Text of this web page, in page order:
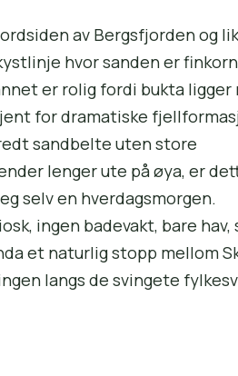
av Bergsfjorden og
hvor sanden er
er rolig fordi bukta ligger
for dramatiske
sandbelte uten store
lenger ute på øya, er
selv en hverdagsmorgen.
ingen badevakt, bare hav,
et naturlig stopp mellom
langs de svingete